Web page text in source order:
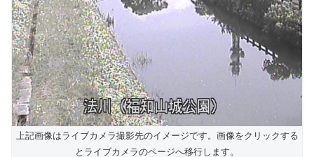
上記画像はライブカメラ撮影先のイメージです。画像をクリックする
とライブカメラのページへ移行します。